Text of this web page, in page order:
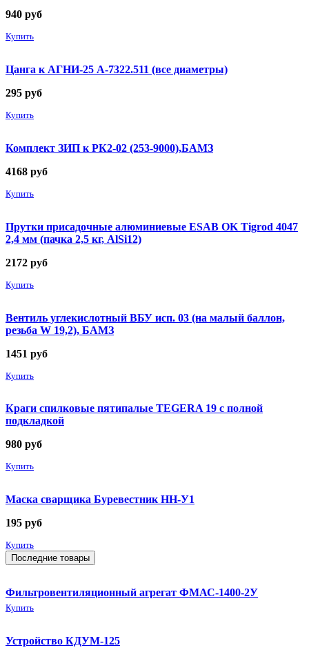
940 руб
Купить
Цанга к АГНИ-25 А-7322.511 (все диаметры)
295 руб
Купить
Комплект ЗИП к РК2-02 (253-9000),БАМЗ
4168 руб
Купить
Прутки присадочные алюминиевые ESAB OK Tigrod 4047
2,4 мм (пачка 2,5 кг, AlSi12)
2172 руб
Купить
Вентиль углекислотный ВБУ исп. 03 (на малый баллон,
резьба W 19,2), БАМЗ
1451 руб
Купить
Краги спилковые пятипалые TEGERA 19 с полной
подкладкой
980 руб
Купить
Маска сварщика Буревестник НН-У1
195 руб
Купить
Последние товары
Фильтровентиляционный агрегат ФМАС-1400-2У
Купить
Устройство КДУМ-125